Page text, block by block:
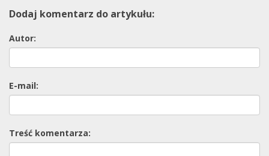
Dodaj komentarz do artykułu:
Autor:
E-mail:
Treść komentarza: